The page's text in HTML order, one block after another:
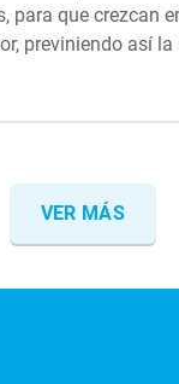
para que crezcan
previniendo así la
VER MÁS